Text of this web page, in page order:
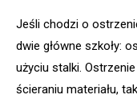
Jeśli chodzi o
dwie główne szkoły:
użyciu stalki.
ścieraniu materiału,